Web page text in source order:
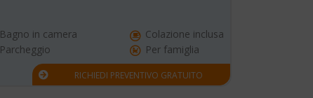
Bagno in camera
Colazione inclusa
Parcheggio Per famiglia
RICHIEDI PREVENTIVO GRATUITO